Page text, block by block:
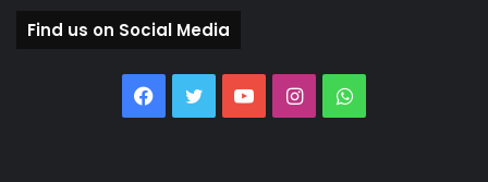
Find us on Social Media
Facebook
TwitterYouTubeInstagramWhatsApp